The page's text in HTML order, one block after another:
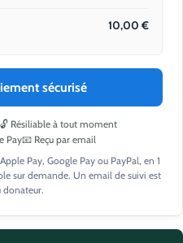
10,00 €
sécurisé
🔓 Résiliable à tout moment
Pay📧 Reçu par email
Pay, Google Pay ou PayPal, en 1
sur demande. Un email de suivi est
donateur.